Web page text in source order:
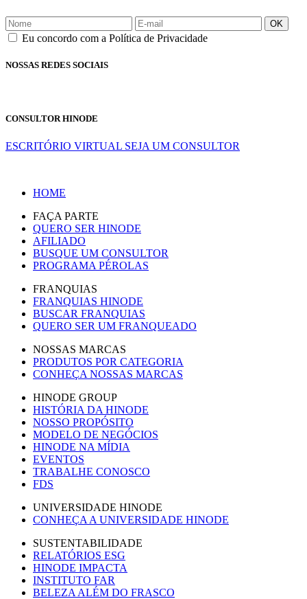
OK
Eu concordo com a Política de Privacidade
NOSSAS REDES SOCIAIS
CONSULTOR HINODE
ESCRITÓRIO VIRTUAL SEJA UM CONSULTOR
HOME
FAÇA PARTE
QUERO SER HINODE
AFILIADO
BUSQUE UM CONSULTOR
PROGRAMA PÉROLAS
FRANQUIAS
FRANQUIAS HINODE
BUSCAR FRANQUIAS
QUERO SER UM FRANQUEADO
NOSSAS MARCAS
PRODUTOS POR CATEGORIA
CONHEÇA NOSSAS MARCAS
HINODE GROUP
HISTÓRIA DA HINODE
NOSSO PROPÓSITO
MODELO DE NEGÓCIOS
HINODE NA MÍDIA
EVENTOS
TRABALHE CONOSCO
FDS
UNIVERSIDADE HINODE
CONHEÇA A UNIVERSIDADE HINODE
SUSTENTABILIDADE
RELATÓRIOS ESG
HINODE IMPACTA
INSTITUTO FAR
BELEZA ALÉM DO FRASCO